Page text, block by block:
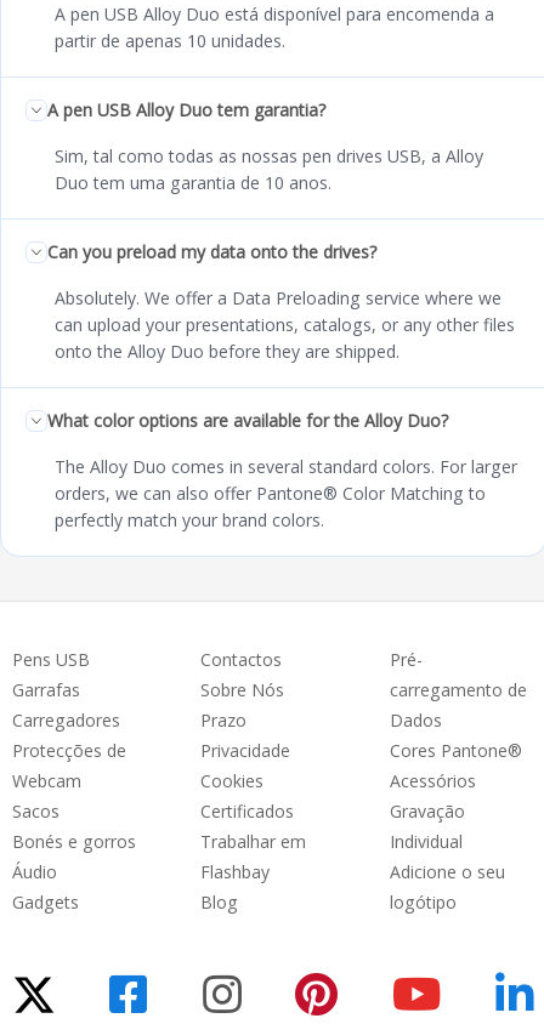
A pen USB Alloy Duo está disponível para encomenda a
partir de apenas 10 unidades.
A pen USB Alloy Duo tem garantia?
Sim, tal como todas as nossas pen drives USB, a Alloy
Duo tem uma garantia de 10 anos.
Can you preload my data onto the drives?
Absolutely. We offer a Data Preloading service where we
can upload your presentations, catalogs, or any other files
onto the Alloy Duo before they are shipped.
What color options are available for the Alloy Duo?
The Alloy Duo comes in several standard colors. For larger
orders, we can also offer Pantone® Color Matching to
perfectly match your brand colors.
Pens USB
Garrafas
Carregadores
Protecções de
Webcam
Sacos
Bonés e gorros
Áudio
Gadgets
Contactos
Sobre Nós
Prazo
Privacidade
Cookies
Certificados
Trabalhar em
Flashbay
Blog
Pré-
carregamento de
Dados
Cores Pantone®
Acessórios
Gravação
Individual
Adicione o seu
logótipo